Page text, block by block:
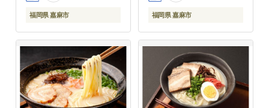
福岡県 嘉麻市 福岡県 嘉麻市